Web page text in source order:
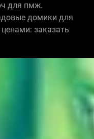
для пмж.
домики для
заказать